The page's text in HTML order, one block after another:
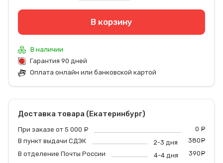
В корзину
В наличии
Гарантия 90 дней
Оплата онлайн или банковской картой
Доставка товара (Екатеринбург)
При заказе от 5 000 0
В пункт выдачи СДЭК
2-3 дня 380
В отделение Почты России
4-4 дня 390